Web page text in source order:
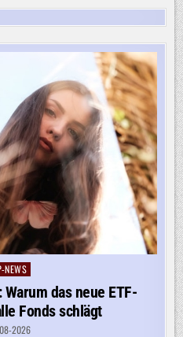
NEWS
das neue ETF-
Fonds schlägt
2026